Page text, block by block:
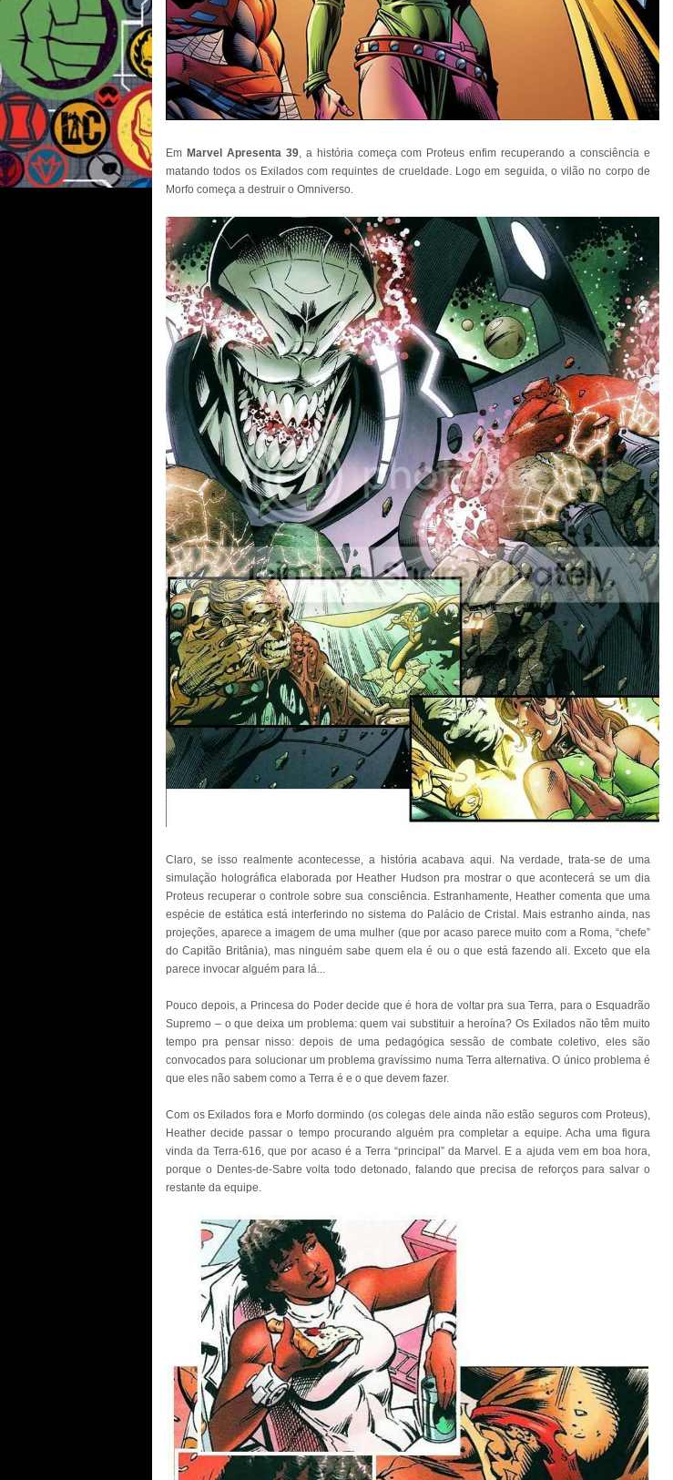
Em Marvel Apresenta 39, a história começa com Proteus enfim recuperando a consciência e
matando todos os Exilados com requintes de crueldade. Logo em seguida, o vilão no corpo de
Morfo começa a destruir o Omniverso.
Claro, se isso realmente acontecesse, a história acabava aqui. Na verdade, trata-se de uma
simulação holográfica elaborada por Heather Hudson pra mostrar o que acontecerá se um dia
Proteus recuperar o controle sobre sua consciência. Estranhamente, Heather comenta que uma
espécie de estática está interferindo no sistema do Palácio de Cristal. Mais estranho ainda, nas
projeções, aparece a imagem de uma mulher (que por acaso parece muito com a Roma, “chefe”
do Capitão Britânia), mas ninguém sabe quem ela é ou o que está fazendo ali. Exceto que ela
parece invocar alguém para lá...
Pouco depois, a Princesa do Poder decide que é hora de voltar pra sua Terra, para o Esquadrão
Supremo – o que deixa um problema: quem vai substituir a heroína? Os Exilados não têm muito
tempo pra pensar nisso: depois de uma pedagógica sessão de combate coletivo, eles são
convocados para solucionar um problema gravíssimo numa Terra alternativa. O único problema é
que eles não sabem como a Terra é e o que devem fazer.
Com os Exilados fora e Morfo dormindo (os colegas dele ainda não estão seguros com Proteus),
Heather decide passar o tempo procurando alguém pra completar a equipe. Acha uma figura
vinda da Terra-616, que por acaso é a Terra “principal” da Marvel. E a ajuda vem em boa hora,
porque o Dentes-de-Sabre volta todo detonado, falando que precisa de reforços para salvar o
restante da equipe.